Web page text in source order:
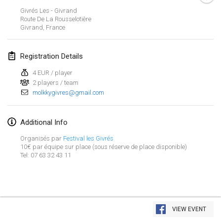
View list
Givrés Les - Givrand
Route De La Rousselotière
Givrand France
Registration Details
4 EUR / player
2 players / team
molkkygivres@gmail.com
Additional Info
Organisés par Festival les Givrés
10€ par équipe sur place (sous réserve de place disponible)
Tel: 07 63 32 43 11
VIEW EVENT
February 2023
Feb 4, 2023 |France
SingeliDuppeli
Feb 4, 2023|Finland
SM HalliMölkky - Finnish Championship
Indoor de la CASAS